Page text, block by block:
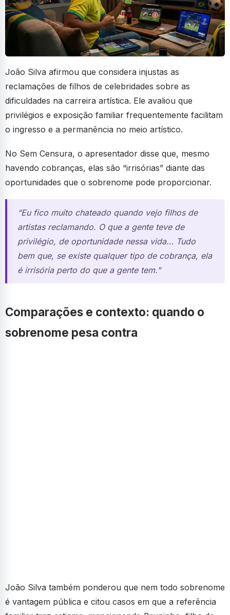
João Silva afirmou que considera injustas as
reclamações de filhos de celebridades sobre as
dificuldades na carreira artística. Ele avaliou que
privilégios e exposição familiar frequentemente facilitam
o ingresso e a permanência no meio artístico.
No Sem Censura, o apresentador disse que, mesmo
havendo cobranças, elas são “irrisórias” diante das
oportunidades que o sobrenome pode proporcionar.
“Eu fico muito chateado quando vejo filhos de
artistas reclamando. O que a gente teve de
privilégio, de oportunidade nessa vida… Tudo
bem que, se existe qualquer tipo de cobrança, ela
é irrisória perto do que a gente tem.”
Comparações e contexto: quando o
sobrenome pesa contra
João Silva também ponderou que nem todo sobrenome
é vantagem pública e citou casos em que a referência